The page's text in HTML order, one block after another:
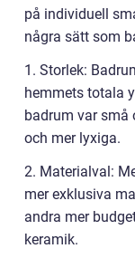
på individuell
några sätt som
1. Storlek:
hemmets totala
badrum var små
och mer lyxiga.
2. Materialval:
mer exklusiva
andra mer
keramik.